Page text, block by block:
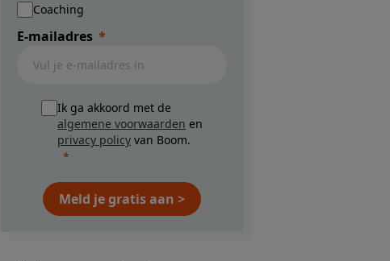
Coaching
E-mailadres
Ik ga akkoord met de
algemene voorwaarden en
privacy policy van Boom.
Meld je gratis aan >